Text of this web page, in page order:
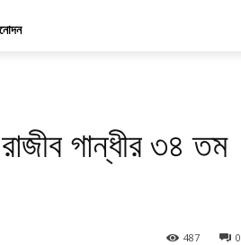
গান্ধীর ৩৪ তম
0
487